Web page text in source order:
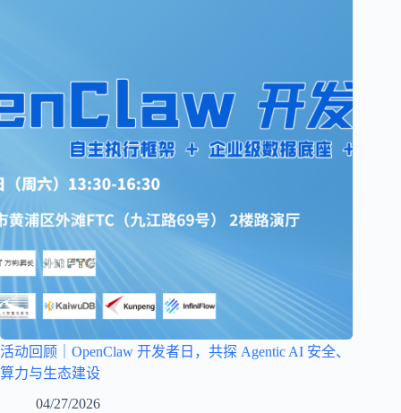
活动回顾｜OpenClaw 开发者日，共探 Agentic AI 安全、
算力与生态建设
04/27/2026